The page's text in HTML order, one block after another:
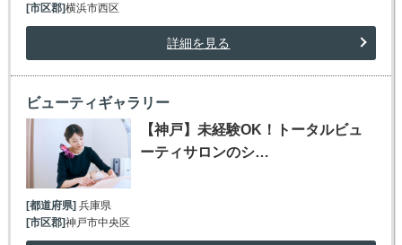
[市区郡]横浜市西区
詳細を見る
ビューティギャラリー
【神戸】未経験OK！トータルビュ
ーティサロンのシ…
[都道府県]兵庫県
[市区郡]神戸市中央区